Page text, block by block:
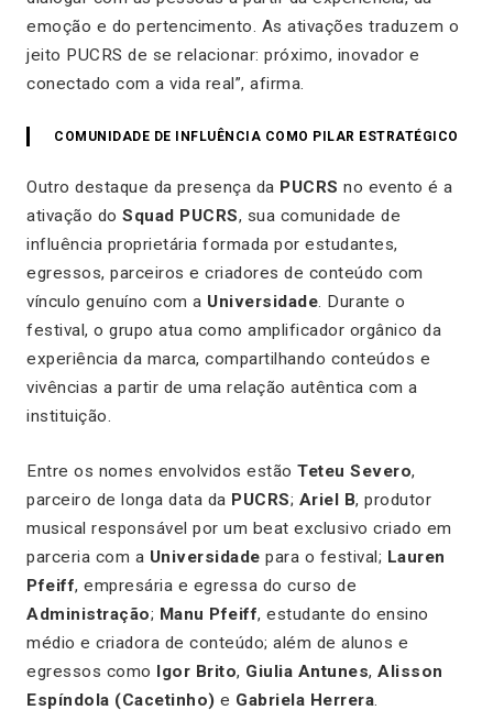
emoção e do pertencimento. As ativações traduzem o
jeito PUCRS de se relacionar: próximo, inovador e
conectado com a vida real”, afirma.
COMUNIDADE DE INFLUÊNCIA COMO PILAR ESTRATÉGICO
Outro destaque da presença da PUCRS no evento é a
ativação do Squad PUCRS, sua comunidade de
influência proprietária formada por estudantes,
egressos, parceiros e criadores de conteúdo com
vínculo genuíno com a Universidade. Durante o
festival, o grupo atua como amplificador orgânico da
experiência da marca, compartilhando conteúdos e
vivências a partir de uma relação autêntica com a
instituição.
Entre os nomes envolvidos estão Teteu Severo,
parceiro de longa data da PUCRS; Ariel B, produtor
musical responsável por um beat exclusivo criado em
parceria com a Universidade para o festival; Lauren
Pfeiff, empresária e egressa do curso de
Administração; Manu Pfeiff, estudante do ensino
médio e criadora de conteúdo; além de alunos e
egressos como Igor Brito, Giulia Antunes, Alisson
Espíndola (Cacetinho) e Gabriela Herrera.